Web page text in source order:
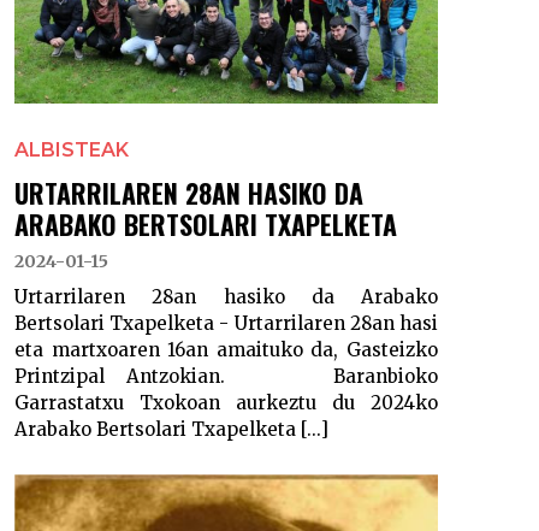
ALBISTEAK
URTARRILAREN 28AN HASIKO DA
ARABAKO BERTSOLARI TXAPELKETA
2024-01-15
Urtarrilaren 28an hasiko da Arabako
Bertsolari Txapelketa - Urtarrilaren 28an hasi
eta martxoaren 16an amaituko da, Gasteizko
Printzipal Antzokian. Baranbioko
Garrastatxu Txokoan aurkeztu du 2024ko
Arabako Bertsolari Txapelketa [...]